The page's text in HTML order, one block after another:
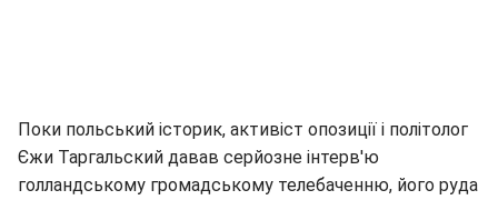
Поки польський історик, активіст опозиції і політолог
Єжи Таргальский давав серйозне інтерв'ю
голландському громадському телебаченню, його руда